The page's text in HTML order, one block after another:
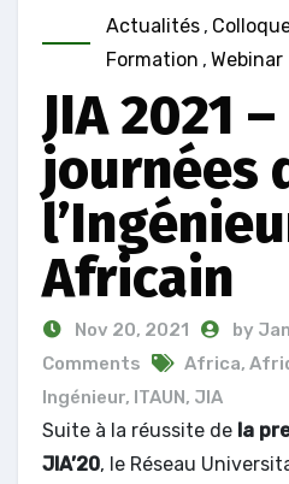
Actualités ,
Formation , Webinar
JIA 2021
journées
Africain
Nov 20, 2021 by
Comments
Africa,
Ingénieur, ITAUN, JIA
Suite à la réussite de la
JIA’20, le Réseau